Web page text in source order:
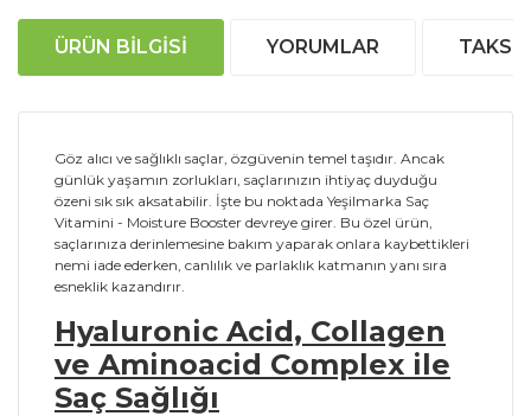
ÜRÜN BILGISI YORUMLAR
Göz alıcı ve sağlıklı saçlar, özgüvenin temel taşıdır. Ancak
günlük yaşamın zorlukları, saçlarınızın ihtiyaç duyduğu
özeni sık sık aksatabilir. İşte bu noktada Yeşilmarka Saç
Vitamini - Moisture Booster devreye girer. Bu özel ürün,
saçlarınıza derinlemesine bakım yaparak onlara kaybettikleri
nemi iade ederken, canlılık ve parlaklık katmanın yanı sıra
esneklik kazandırır.
Hyaluronic Acid, Collagen
ve Aminoacid Complex ile
Saç Sağlığı